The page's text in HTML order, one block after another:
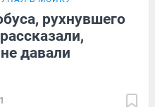
рухнувшего
давали